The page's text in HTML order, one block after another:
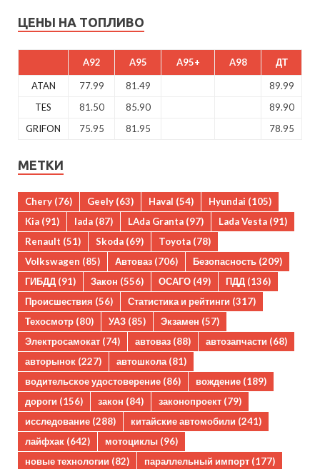
ЦЕНЫ НА ТОПЛИВО
A92 A95 A95+ A98 ДТ
ATAN 77.99 81.49
89.99
TES
81.50 85.90
89.90
GRIFON
75.95 81.95 78.95
МЕТКИ
Chery (76) Geely (63) Haval (54) Hyundai (105)
Kia (91) lada (87) LAda Granta (97) Lada Vesta (91)
Renault (51) Skoda (69) Toyota (78)
Volkswagen (85) Автоваз (706) Безопасность (209)
ГИБДД (91) Закон (556) ОСАГО (49) ПДД (136)
Происшествия (56) Статистика и рейтинги (317)
Техосмотр (80) УАЗ (85) Экзамен (57)
Электросамокат (74) автоваз (88) автозапчасти (68)
авторынок (227) автошкола(81)
водительское удостоверение (86) вождение (189)
дороги (156) закон (84) законопроект (79)
исследование (288) китайские автомобили (241)
лайфхак (642) мотоциклы (96)
новые технологии (82) параллельный импорт (177)